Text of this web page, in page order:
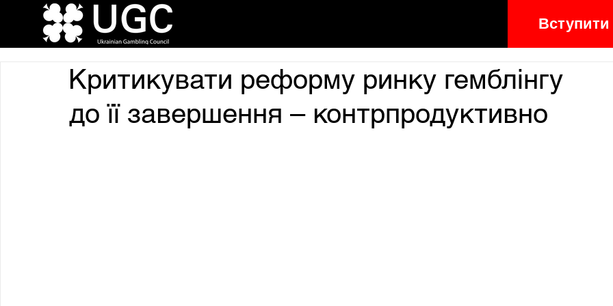
Вступити
Критикувати реформу ринку гемблінгу
до її завершення – контрпродуктивно